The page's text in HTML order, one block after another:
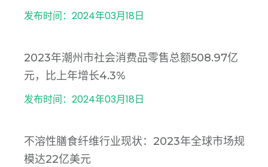
发布时间：2024年03月18日
2023年潮州市社会消费品零售总额508.97亿
元，比上年增长4.3%
发布时间：2024年03月18日
不溶性膳食纤维行业现状：2023年全球市场规
模达22亿美元